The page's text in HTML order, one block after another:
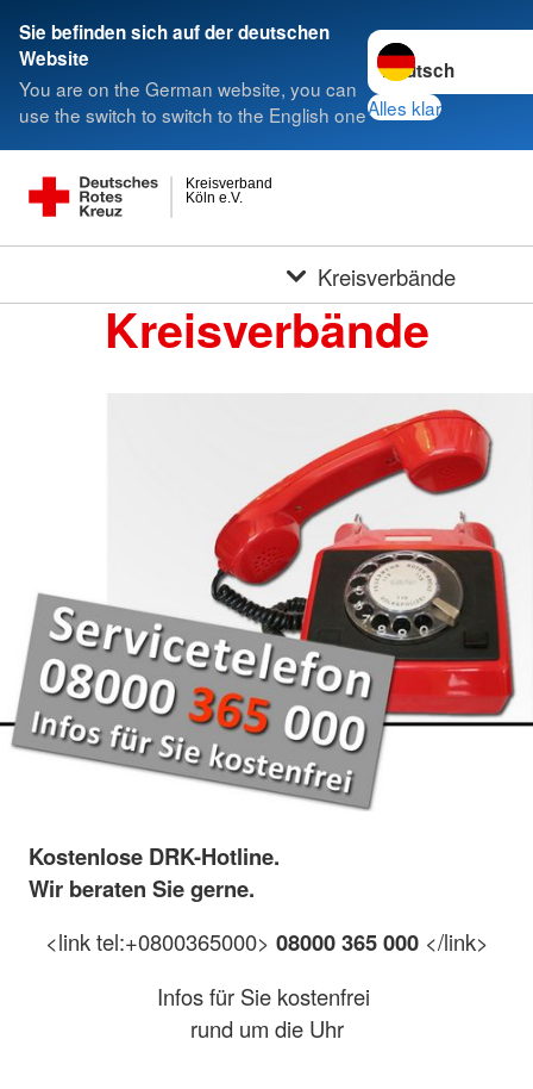
Sie befinden sich auf der deutschen
Website
You are on the German website, you can
use the switch to switch to the English one
Sprache wechseln
Alles klar
Köln e.V.
Kreisverband
Kreisverbände
Kreisverbände
Kostenlose DRK-Hotline.
Wir beraten Sie gerne.
<link tel:+0800365000> 08000 365 000 </link>
Infos für Sie kostenfrei
rund um die Uhr